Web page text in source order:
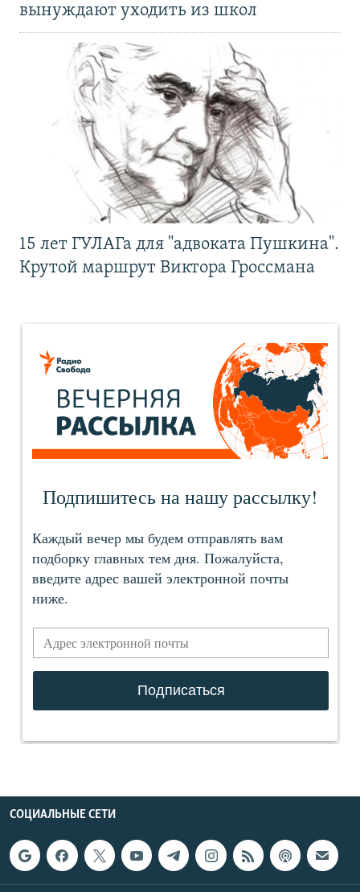
вынуждают уходить из школ
15 лет ГУЛАГа для "адвоката Пушкина".
Крутой маршрут Виктора Гроссмана
СОЦИАЛЬНЫЕ СЕТИ